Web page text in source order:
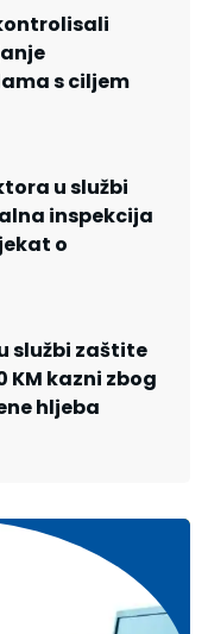
s ciljem
u službi
inspekcija
o
službi zaštite
kazni zbog
hljeba